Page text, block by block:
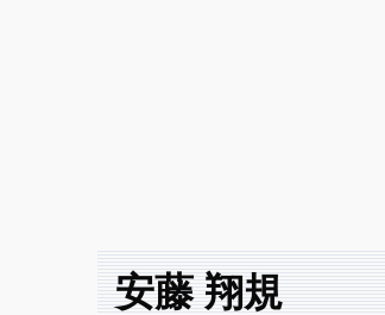
安藤 翔規